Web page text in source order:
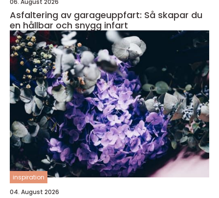
Asfaltering av garageuppfart: Så skapar du
en hållbar och snygg infart
inspiration
04. August 2026